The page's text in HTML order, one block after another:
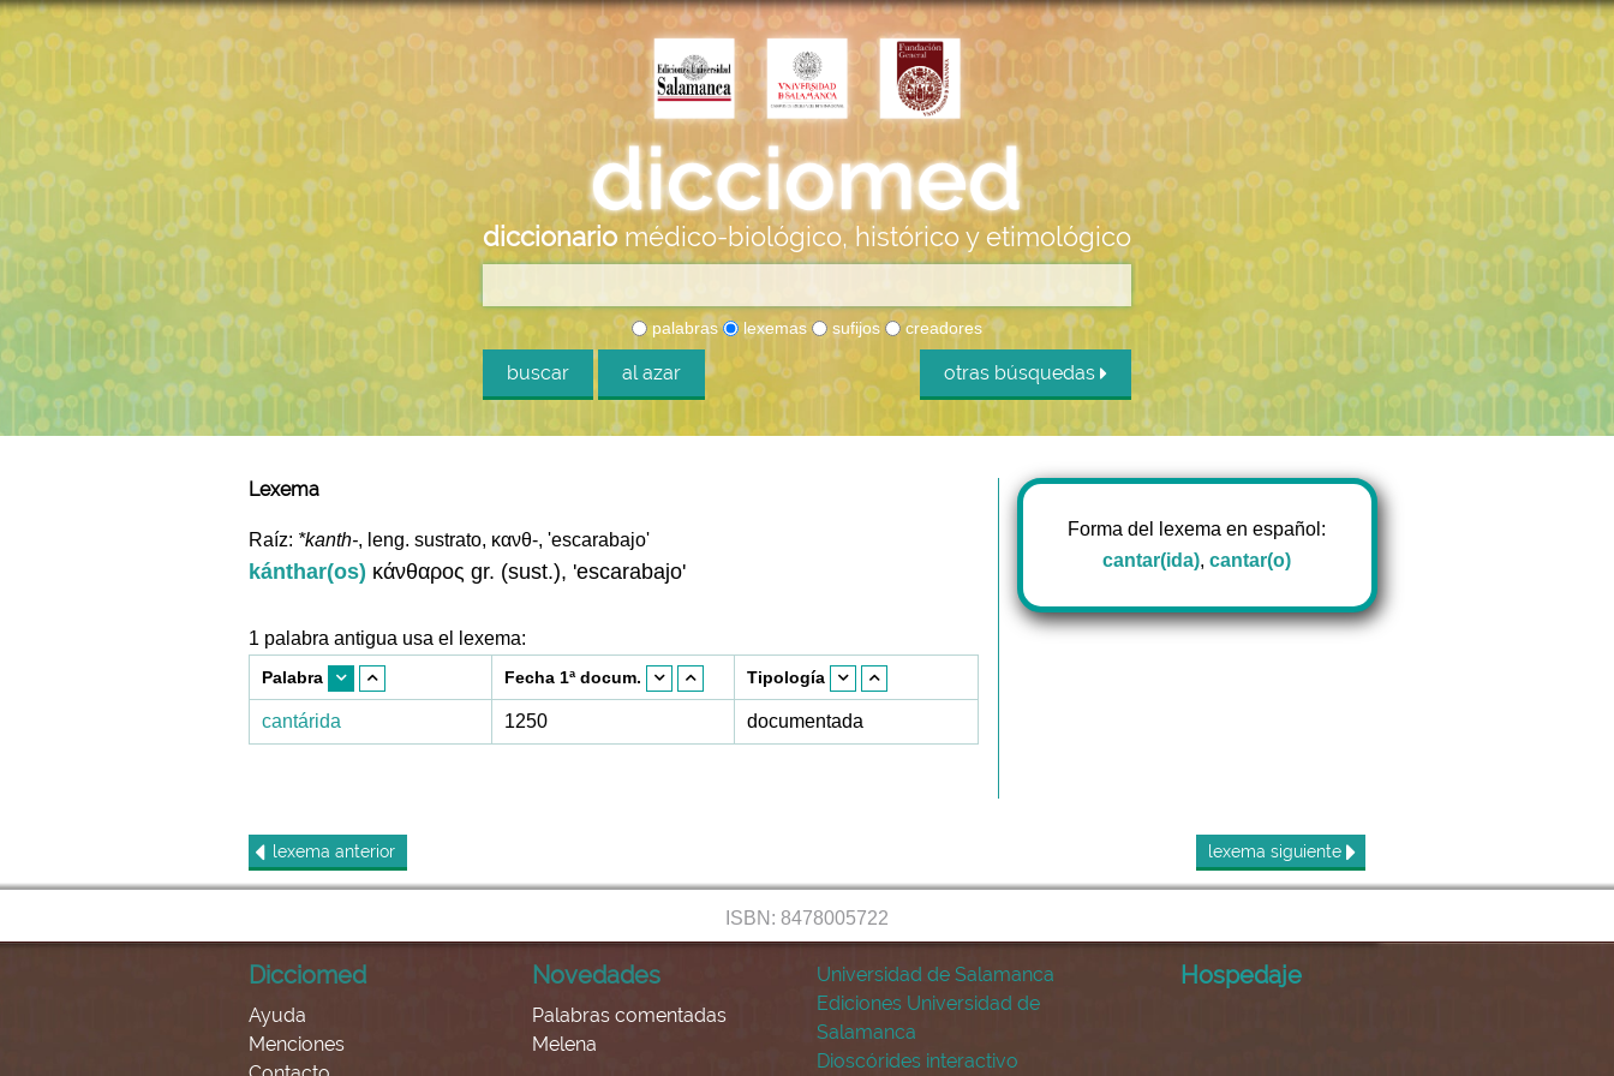
diccionario médico-biológico, histórico y etimológico
palabras lexemas sufijos creadores
buscar al azar otras búsquedas
Lexema
Raíz: *kanth-, leng. sustrato, κανθ-, 'escarabajo'
kánthar(os) κάνθαρος gr. (sust.), 'escarabajo'
1 palabra antigua usa el lexema:
Palabra Fecha 1ª docum. Tipología
cantárida 1250 documentada
Forma del lexema en español:
cantar(ida),cantar(o)
lexema anterior lexema siguiente
ISBN: 8478005722
Dicciomed
Ayuda
Menciones
Novedades
Palabras comentadas
Melena
Universidad de Salamanca
Ediciones Universidad de
Salamanca
Dioscórides interactivo
Hospedaje